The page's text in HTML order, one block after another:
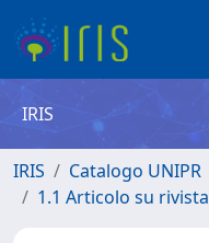
IRIS
IRIS Catalogo UNIPR
1.1 Articolo su rivista